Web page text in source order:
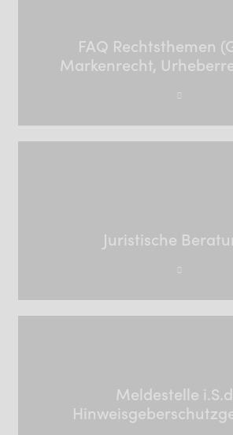
FAQ Rechtsthemen
Markenrecht,
Juristische
Meldestelle